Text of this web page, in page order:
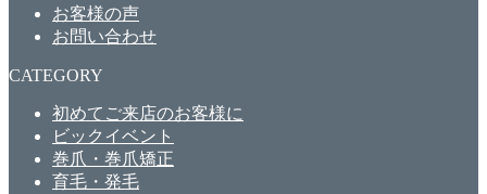
お客様の声
お問い合わせ
CATEGORY
初めてご来店のお客様に
ビックイベント
巻爪・巻爪矯正
育毛・発毛